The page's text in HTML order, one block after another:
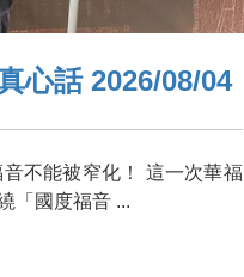
心話 2026/08/04
不能被窄化！ 這一次華福
「國度福音 ...